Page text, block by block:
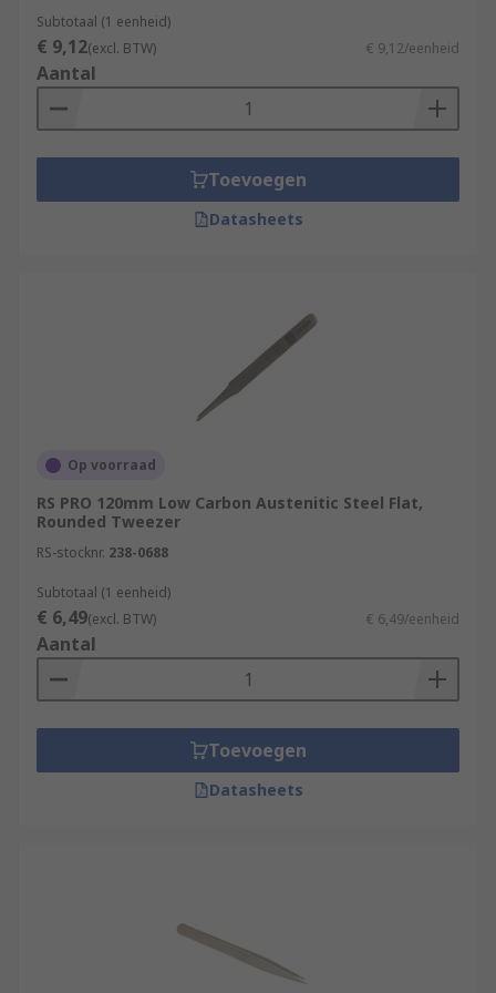
Subtotaal (1 eenheid)
€ 9,12(excl. BTW) € 9,12/eenheid
Aantal
Toevoegen
Datasheets
Op voorraad
RS PRO 120mm Low Carbon Austenitic Steel Flat,
Rounded Tweezer
RS-stocknr. 238-0688
Subtotaal (1 eenheid)
€ 6,49(excl. BTW) € 6,49/eenheid
Aantal
Toevoegen
Datasheets